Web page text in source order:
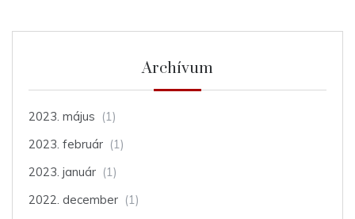
Archívum
2023. május (1)
2023. február (1)
2023. január (1)
2022. december (1)